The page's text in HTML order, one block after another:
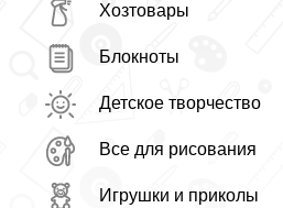
Хозтовары
Блокноты
Детское творчество
Все для рисования
Игрушки и приколы